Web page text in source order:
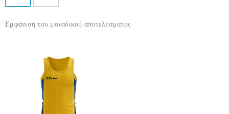
Εμφάνιση του μοναδικού αποτελέσματος